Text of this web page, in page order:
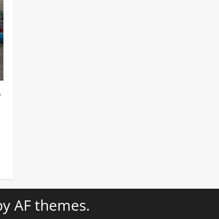
AF themes.